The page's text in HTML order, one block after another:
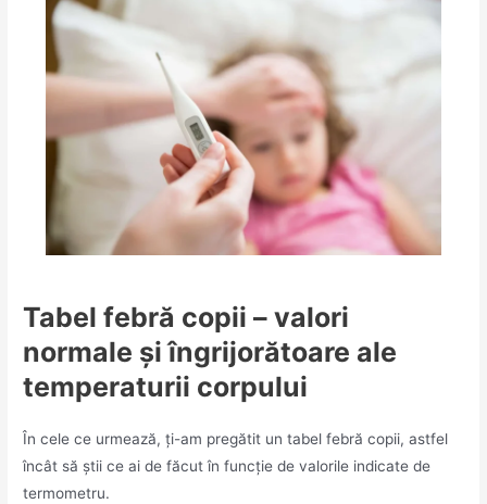
Tabel febră copii – valori
normale și îngrijorătoare ale
temperaturii corpului
În cele ce urmează, ți-am pregătit un tabel febră copii, astfel
încât să știi ce ai de făcut în funcție de valorile indicate de
termometru.